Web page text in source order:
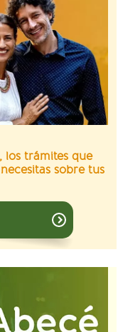
los trámites que
sobre tus